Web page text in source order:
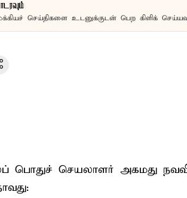
செய்திகளை உடனுக்குடன் பெற கிளிக்
பொதுச் செயலாளர் அகமது